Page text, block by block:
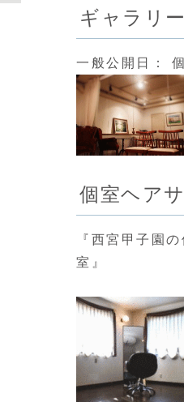
ギャラリー
一般公開日：
個室ヘア
『西宮甲子園
室』